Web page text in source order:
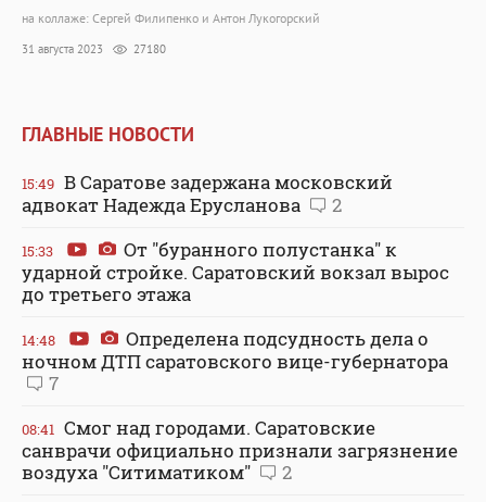
на коллаже: Сергей Филипенко и Антон Лукогорский
31 августа 2023 27180
ГЛАВНЫЕ НОВОСТИ
15:49 В Саратове задержана московский
адвокат Надежда Ерусланова
2
15:33
От "буранного полустанка" к
ударной стройке. Саратовский вокзал вырос
до третьего этажа
14:48
Определена подсудность дела о
ночном ДТП саратовского вице-губернатора
7
08:41 Смог над городами. Саратовские
санврачи официально признали загрязнение
воздуха "Ситиматиком"
2